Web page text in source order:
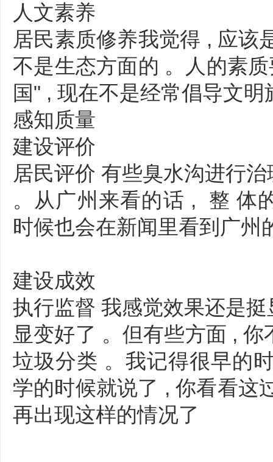
人文素养
居民素质修养我觉得 , 应
不是生态方面的 。人的素
国" , 现在不是经常倡导文明
感知质量
建设评价
居民评价 有些臭水沟进行
。从广州来看的话 , 整 体
时候也会在新闻里看到广州
建设成效
执行监督 我感觉效果还是
显变好了 。但有些方面 ,
垃圾分类 。我记得很早的
学的时候就说了 , 你看看这
再出现这样的情况了